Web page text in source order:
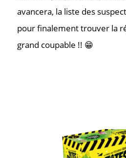
avancera, la liste des
pour finalement trouver la
grand coupable !! 😁